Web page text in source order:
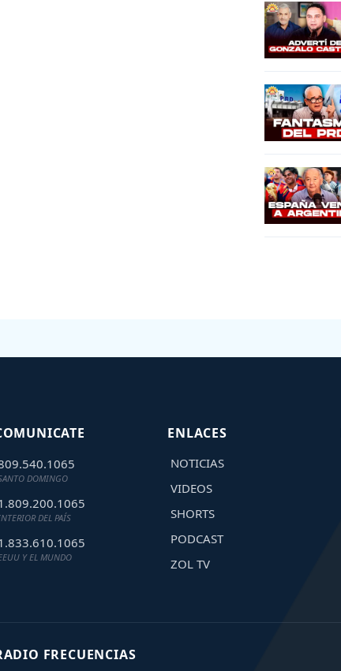
DOMINGO
DEL PAÍS
Y EL MUNDO
ENLACES
NOTICIAS
VIDEOS
SHORTS
PODCAST
ZOL TV
FRECUENCIAS